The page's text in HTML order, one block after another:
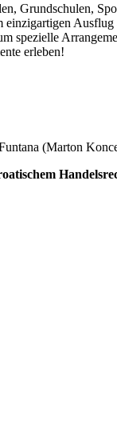
Grundschulen,
einzigartigen Ausflug
spezielle
erleben!
(Marton